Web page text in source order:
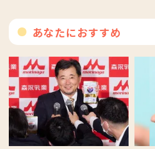
あなたにおすすめ